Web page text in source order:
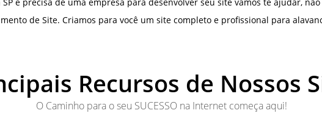
de Site. Criamos para você um site completo e profissional para
Recursos de Nossos
O Caminho para o seu SUCESSO na Internet começa aqui!